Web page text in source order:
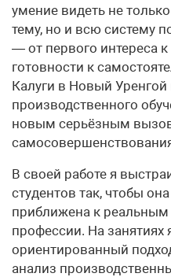
умение видеть не
тему, но и всю систему
— от первого интереса
готовности к
Калуги в Новый
производственного
новым серьёзным
В своей работе я
студентов так, чтобы
приближена к
профессии. На занятиях
ориентированный
анализ